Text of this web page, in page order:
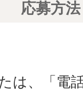
応募方法
は、「電